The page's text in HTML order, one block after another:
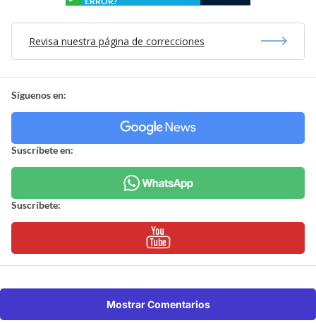
Revisa nuestra página de correcciones
Síguenos en:
Suscríbete en:
Suscríbete:
Mostrar Comentarios